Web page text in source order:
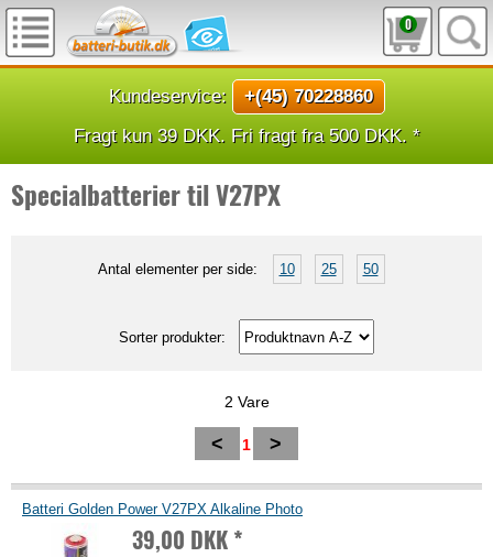
0
Kundeservice:
+(45) 70228860
Fragt kun 39 DKK. Fri fragt fra 500 DKK. *
Specialbatterier til V27PX
Antal elementer per side: 10 25 50
Sorter produkter:
2 Vare
< 1 >
Batteri Golden Power V27PX Alkaline Photo
39,00 DKK *